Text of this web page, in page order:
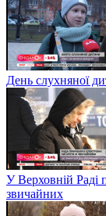
День слухняної
У Верховній Раді
звичайних